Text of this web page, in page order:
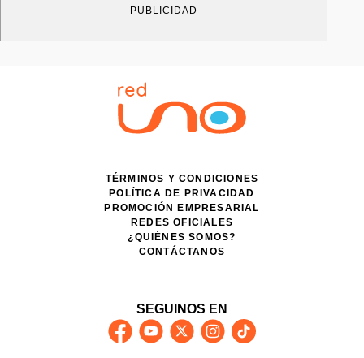
PUBLICIDAD
TÉRMINOS Y CONDICIONES
POLÍTICA DE PRIVACIDAD
PROMOCIÓN EMPRESARIAL
REDES OFICIALES
¿QUIÉNES SOMOS?
CONTÁCTANOS
SEGUINOS EN